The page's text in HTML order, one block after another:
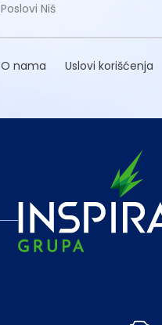
Poslovi Niš
O nama Uslovi korišćenja